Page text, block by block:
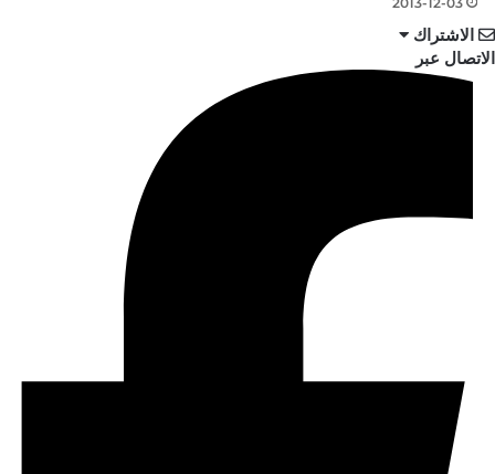
الاشتراك
الاتصال عبر